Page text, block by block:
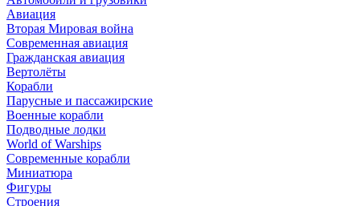
Авиация
Вторая Мировая война
Современная авиация
Гражданская авиация
Вертолёты
Корабли
Парусные и пассажирские
Военные корабли
Подводные лодки
World of Warships
Современные корабли
Миниатюра
Фигуры
Строения